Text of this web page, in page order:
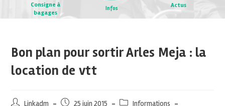
Consigne à
bagages
Infos Actus
Bon plan pour sortir Arles Meja : la
location de vtt
Linkadm 25 juin 2015
Informations